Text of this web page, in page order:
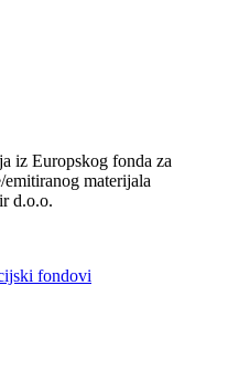
iz Europskog fonda za
materijala
d.o.o.